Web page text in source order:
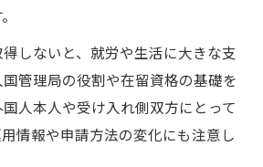
しないと、就労や生活に大きな支
管理局の役割や在留資格の基礎を
人本人や受け入れ側双方にとって
情報や申請方法の変化にも注意し